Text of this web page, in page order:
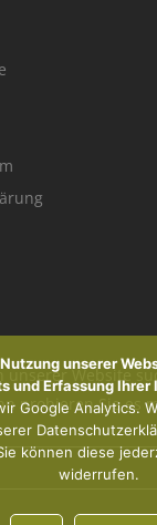
unserer Website
probieren Sie es
unserer
und Erfassung
Google Analytics.
können diese
widerrufen.